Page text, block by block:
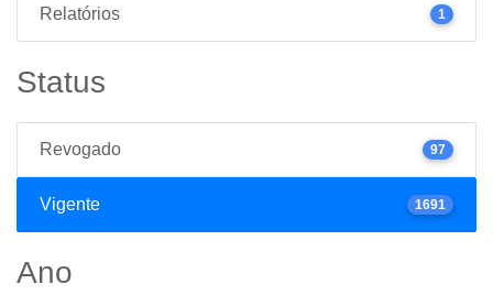
Relatórios 1
Status
Revogado 97
Vigente 1691
Ano